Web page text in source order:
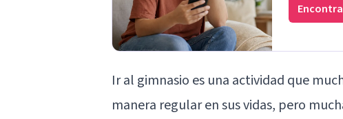
Ir al gimnasio es una actividad que
manera regular en sus vidas, pero